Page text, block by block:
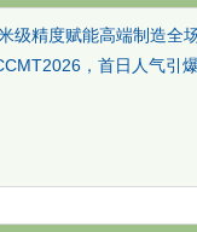
级精度赋能高端制造全
，首日人气引